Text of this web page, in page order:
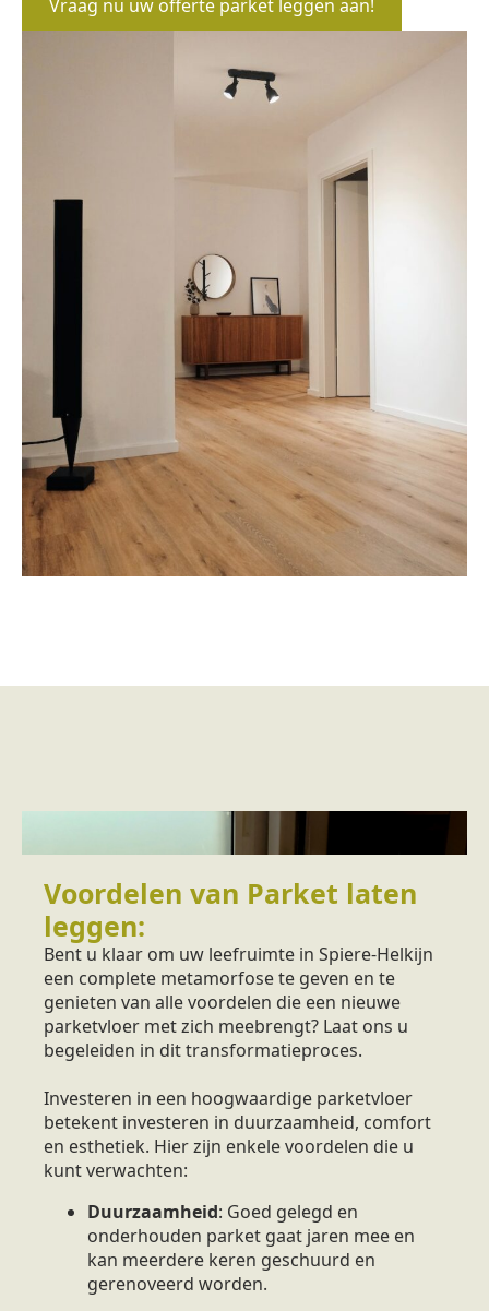
Vraag nu uw offerte parket leggen aan!
Voordelen van Parket laten
leggen:
Bent u klaar om uw leefruimte in Spiere-Helkijn
een complete metamorfose te geven en te
genieten van alle voordelen die een nieuwe
parketvloer met zich meebrengt? Laat ons u
begeleiden in dit transformatieproces.
Investeren in een hoogwaardige parketvloer
betekent investeren in duurzaamheid, comfort
en esthetiek. Hier zijn enkele voordelen die u
kunt verwachten:
Duurzaamheid: Goed gelegd en
onderhouden parket gaat jaren mee en
kan meerdere keren geschuurd en
gerenoveerd worden.